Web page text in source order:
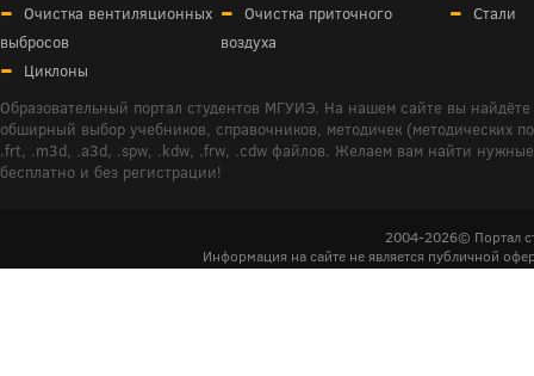
Очистка вентиляционных
выбросов
Очистка приточного
воздуха
Циклоны
Стали
Образовательный портал студентов МГУИЭ. На нашем сайте вы
обширный выбор учебников, справочников, методичек (методических
.frt, .m3d, .a3d, .spw, .kdw, .frw, .cdw файлов. Желаем вам найти
бесплатно и без регистрации!
2004-2026© Портал
Информация на сайте не является публичной